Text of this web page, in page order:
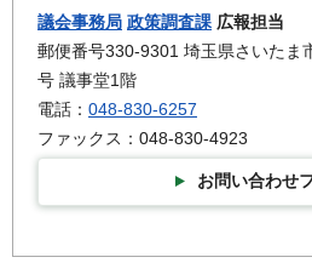
議会事務局 政策調査課 広報担当
郵便番号330-9301 埼玉県さいたま
号 議事堂1階
電話： 048-830-6257
ファックス：048-830-4923
お問い合わせ